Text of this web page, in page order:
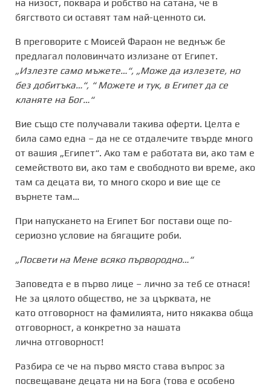
на низост, поквара и робство на сатана, че в
бягството си оставят там най-ценното си.
В преговорите с Моисей Фараон не веднъж бе
предлагал половинчато излизане от Египет.
„Излезте само мъжете…“, „Може да излезете, но
без добитъка…“, “ Можете и тук, в Египет да се
кланяте на Бог…“
Вие също сте получавали такива оферти. Целта е
била само една – да не се отдалечите твърде много
от вашия „Египет“. Ако там е работата ви, ако там е
семейството ви, ако там е свободното ви време, ако
там са децата ви, то много скоро и вие ще се
върнете там…
При напускането на Египет Бог постави още по-
сериозно условие на бягащите роби.
„Посвети на Мене всяко първородно…“
Заповедта е в първо лице – лично за теб се отнася!
Не за цялото общество, не за църквата, не
като отговорност на фамилията, нито някаква обща
отговорност, а конкретно за нашата
лична отговорност!
Разбира се че на първо място става въпрос за
посвещаване децата ни на Бога (това е особено